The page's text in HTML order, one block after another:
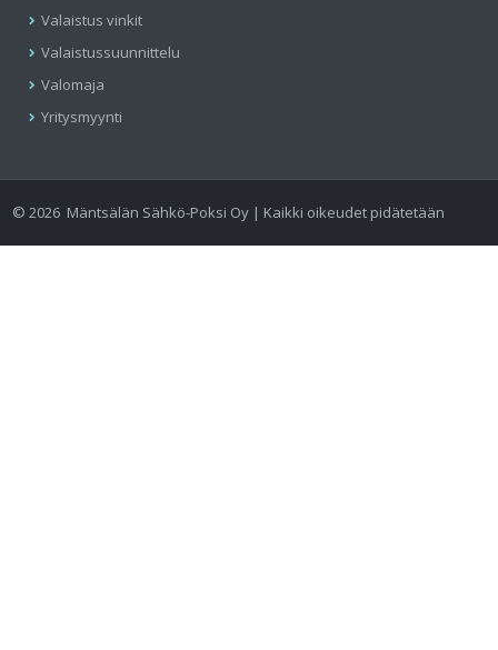
Valaistus vinkit
Valaistussuunnittelu
Valomaja
Yritysmyynti
©2026 Mäntsälän Sähkö-Poksi Oy | Kaikki oikeudet pidätetään